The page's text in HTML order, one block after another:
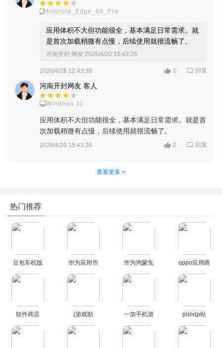
Motorola_Edge_60_Pro
应用体积不大但功能很全，基本满足日常需求。就
是首次加载稍微有点慢，后续使用就很流畅了。
河南开封 网友 2026/4/20 15:43:26
2026/4/28 12:43:39 0 回复
河南开封网友 客人
Windows 11
应用体积不大但功能很全，基本满足日常需求。就是首
次加载稍微有点慢，后续使用就很流畅了。
2026/4/20 15:43:26 0 回复
查看更多 >
热门推荐
豆包车机版
下载最新版
华为应用市
场app官方
版(华为应用
华为鸿蒙先
锋下载官方
最新版
oppo应用商
店(oppo软
件商店)最新
软件商店
oppo官方下
载最新版安
(游戏助
手)realme游
戏空间APP
一加手机游
戏空间官方
下载最新版
pixiv(p站
2026最新